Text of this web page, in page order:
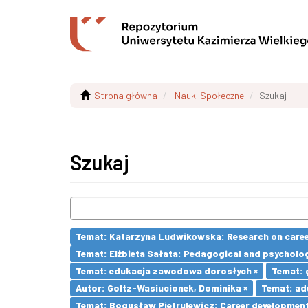
Strona główna Nauki Społeczne Szukaj
Szukaj
Temat: Katarzyna Ludwikowska: Research on
Temat: Elżbieta Sałata: Pedagogical and
Temat: edukacja zawodowa dorosłych ×
Temat:
Autor: Goltz-Wasiucionek, Dominika ×
Temat:
Temat: Bogusław Pietrulewicz: Career